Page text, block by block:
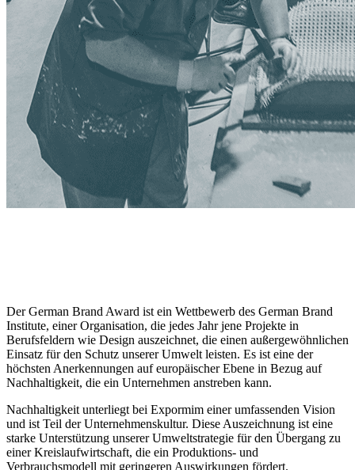
Der German Brand Award ist ein Wettbewerb des German Brand
Institute, einer Organisation, die jedes Jahr jene Projekte in
Berufsfeldern wie Design auszeichnet, die einen außergewöhnlichen
Einsatz für den Schutz unserer Umwelt leisten. Es ist eine der
höchsten Anerkennungen auf europäischer Ebene in Bezug auf
Nachhaltigkeit, die ein Unternehmen anstreben kann.
Nachhaltigkeit unterliegt bei Expormim einer umfassenden Vision
und ist Teil der Unternehmenskultur. Diese Auszeichnung ist eine
starke Unterstützung unserer Umweltstrategie für den Übergang zu
einer Kreislaufwirtschaft, die ein Produktions- und
Verbrauchsmodell mit geringeren Auswirkungen fördert.